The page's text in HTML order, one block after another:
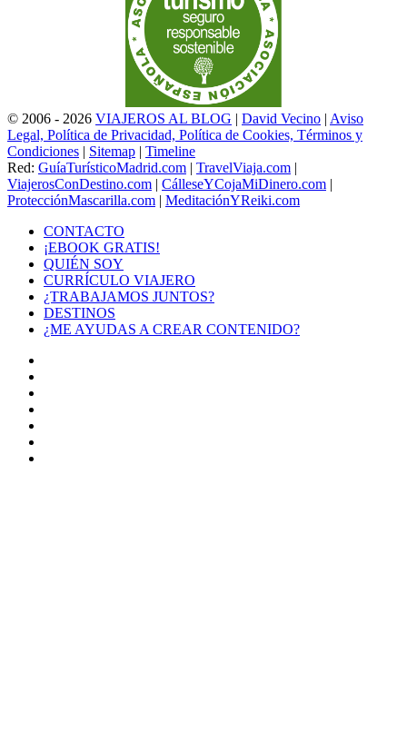
© 2006 - 2026 VIAJEROS AL BLOG | David Vecino | Aviso
Legal, Política de Privacidad, Política de Cookies, Términos y
Condiciones | Sitemap | Timeline
Red: GuíaTurísticoMadrid.com | TravelViaja.com |
ViajerosConDestino.com | CálleseYCojaMiDinero.com |
ProtecciónMascarilla.com | MeditaciónYReiki.com
CONTACTO
¡EBOOK GRATIS!
QUIÉN SOY
CURRÍCULO VIAJERO
¿TRABAJAMOS JUNTOS?
DESTINOS
¿ME AYUDAS A CREAR CONTENIDO?